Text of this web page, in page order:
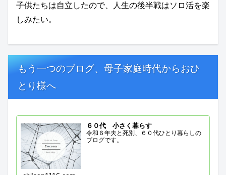
子供たちは自立したので、人生の後半戦はソロ活を楽
しみたい。
もう一つのブログ、母子家庭時代からおひ
とり様へ
６０代 小さく暮らす
令和６年夫と死別、６０代ひとり暮らしの
ブログです。